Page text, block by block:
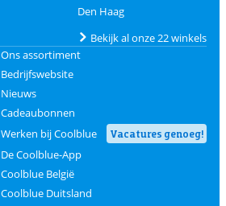
Den Haag
Bekijk al onze 22 winkels
Ons assortiment
Bedrijfswebsite
Nieuws
Cadeaubonnen
Werken bij Coolblue
Vacatures genoeg!
De Coolblue-App
Coolblue België
Coolblue Duitsland